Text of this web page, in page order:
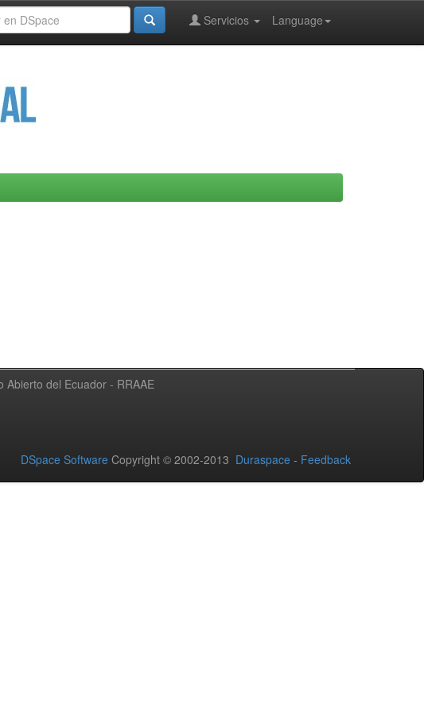
Language
Servicios
Abierto del Ecuador - RRAAE
DSpace Software Copyright © 2002-2013 Duraspace - Feedback